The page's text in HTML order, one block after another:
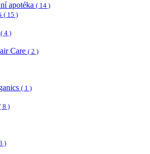
apotéka ( 14 )
( 15 )
( 4 )
Care ( 2 )
( 1 )
8 )
)